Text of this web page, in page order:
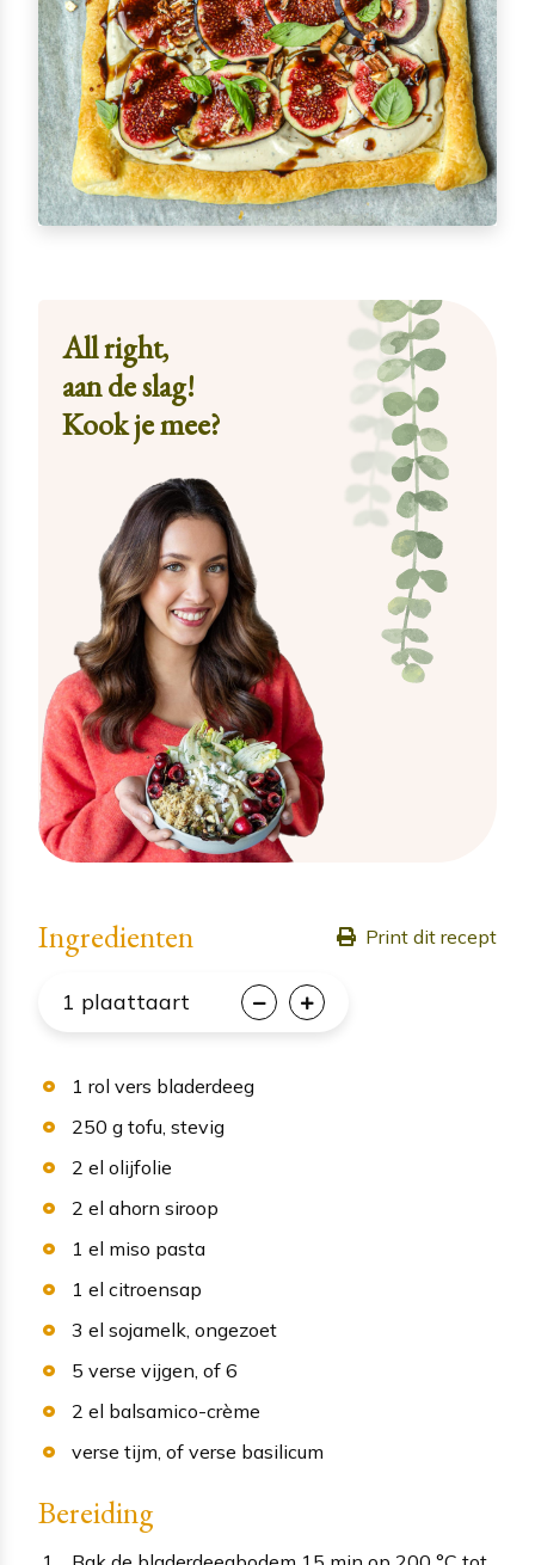
All right,
aan de slag!
Kook je mee?
Ingredienten Print dit recept
1 plaattaart
1 rol vers bladerdeeg
250 g tofu, stevig
2 el olijfolie
2 el ahorn siroop
1 el miso pasta
1 el citroensap
3 el sojamelk, ongezoet
5 verse vijgen, of 6
2 el balsamico-crème
verse tijm, of verse basilicum
Bereiding